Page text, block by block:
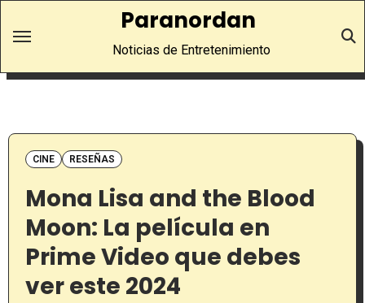
Paranordan
Noticias de Entretenimiento
CINE RESEÑAS
Mona Lisa and the Blood
Moon: La película en
Prime Video que debes
ver este 2024